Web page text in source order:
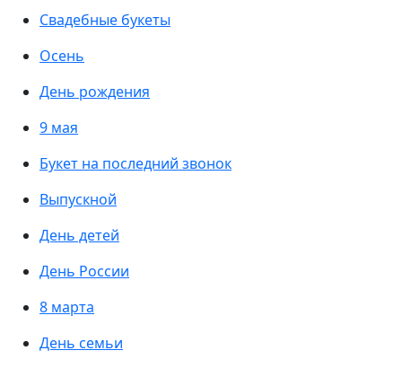
Свадебные букеты
Осень
День рождения
9 мая
Букет на последний звонок
Выпускной
День детей
День России
8 марта
День семьи